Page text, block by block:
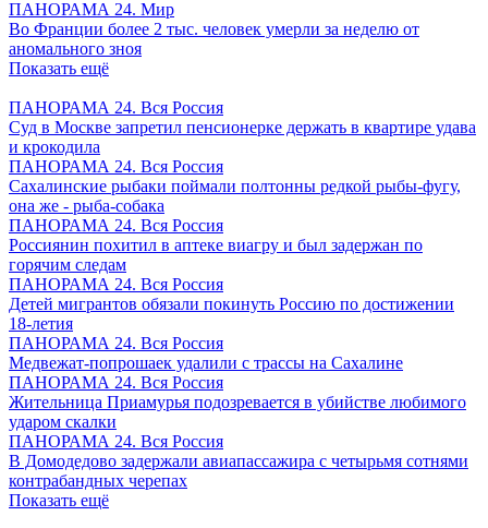
ПАНОРАМА 24. Мир
Во Франции более 2 тыс. человек умерли за неделю от
аномального зноя
Показать ещё
ПАНОРАМА 24. Вся Россия
Суд в Москве запретил пенсионерке держать в квартире удава
и крокодила
ПАНОРАМА 24. Вся Россия
Сахалинские рыбаки поймали полтонны редкой рыбы-фугу,
она же - рыба-собака
ПАНОРАМА 24. Вся Россия
Россиянин похитил в аптеке виагру и был задержан по
горячим следам
ПАНОРАМА 24. Вся Россия
Детей мигрантов обязали покинуть Россию по достижении
18-летия
ПАНОРАМА 24. Вся Россия
Медвежат-попрошаек удалили с трассы на Сахалине
ПАНОРАМА 24. Вся Россия
Жительница Приамурья подозревается в убийстве любимого
ударом скалки
ПАНОРАМА 24. Вся Россия
В Домодедово задержали авиапассажира с четырьмя сотнями
контрабандных черепах
Показать ещё